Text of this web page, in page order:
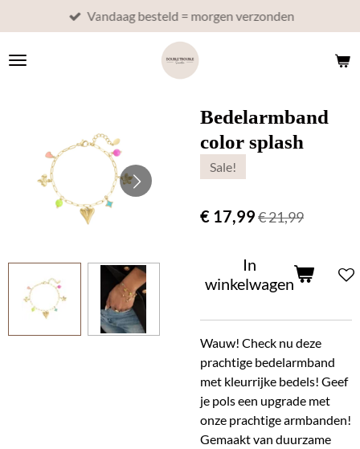
direct
naar
Vandaag besteld = morgen verzonden
Bedelarmband
color splash
Sale!
€ 17,99€ 21,99
In
winkelwagen
Wauw! Check nu deze
prachtige bedelarmband
met kleurrijke bedels! Geef
je pols een upgrade met
onze prachtige armbanden!
Gemaakt van duurzame